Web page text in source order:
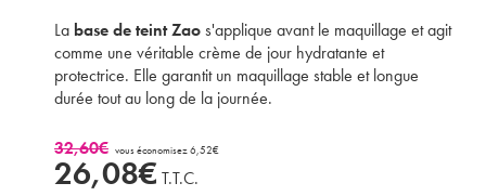
La base de teint Zaos'applique avant le maquillage et agit
comme une véritable crème de jour hydratante et
protectrice. Elle garantit un maquillage stable et longue
durée tout au long de la journée.
32,60€ vous économisez 6,52€
26,08€ T.T.C.